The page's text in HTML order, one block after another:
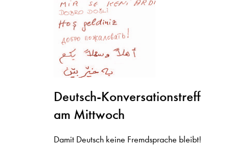
Deutsch-Konversationstreff
am Mittwoch
Damit Deutsch keine Fremdsprache bleibt!